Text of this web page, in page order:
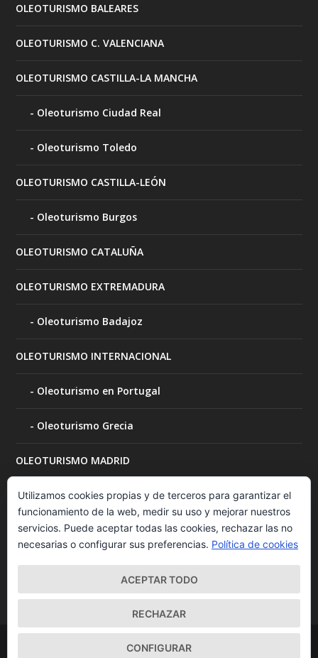
OLEOTURISMO BALEARES
OLEOTURISMO C. VALENCIANA
OLEOTURISMO CASTILLA-LA MANCHA
Oleoturismo Ciudad Real
Oleoturismo Toledo
OLEOTURISMO CASTILLA-LEÓN
Oleoturismo Burgos
OLEOTURISMO CATALUÑA
OLEOTURISMO EXTREMADURA
Oleoturismo Badajoz
OLEOTURISMO INTERNACIONAL
Oleoturismo en Portugal
Oleoturismo Grecia
OLEOTURISMO MADRID
OLEOTURISMO MURCIA
OLEOTURISMO NAVARRA
Visita a bodegas
Elegant Themes| Desarrollado por
Utilizamos cookies propias y de terceros para garantizar el
funcionamiento de la web, medir su uso y mejorar nuestros
servicios. Puede aceptar todas las cookies, rechazar las no
necesarias o configurar sus preferencias. Política de cookies
ACEPTAR TODO
RECHAZAR
CONFIGURAR